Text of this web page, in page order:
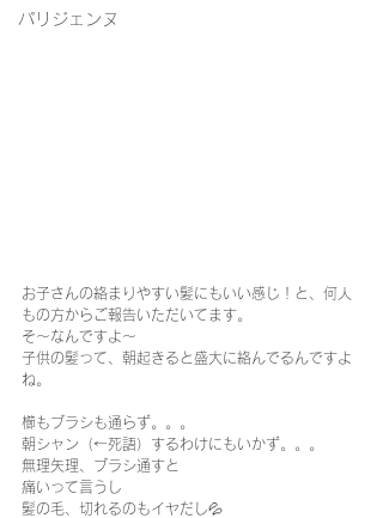
パリジェンヌ
お子さんの絡まりやすい髪にもいい感じ！と、何人
もの方からご報告いただいてます。
そ〜なんですよ〜
子供の髪って、朝起きると盛大に絡んでるんですよ
ね。
櫛もブラシも通らず。。。
朝シャン（←死語）するわけにもいかず。。。
無理矢理、ブラシ通すと
痛いって言うし
髪の毛、切れるのもイヤだし💦